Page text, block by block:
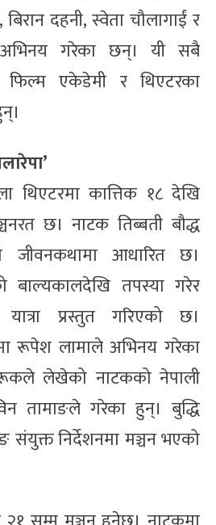
दहनी, स्वेता चौलागाईं र
गरेका छन्। यी सबै
फिल्म एकेडेमी र थिएटरका
थिएटरमा कात्तिक १८ देखि
छ। नाटक तिब्बती बौद्ध
जीवनकथामा आधारित छ।
बाल्यकालदेखि तपस्या गरेर
यात्रा प्रस्तुत गरिएको छ।
रूपेश लामाले अभिनय गरेका
लेखेको नाटकको नेपाली
तामाङले गरेका हुन्। बुद्धि
संयुक्त निर्देशनमा मञ्चन भएको